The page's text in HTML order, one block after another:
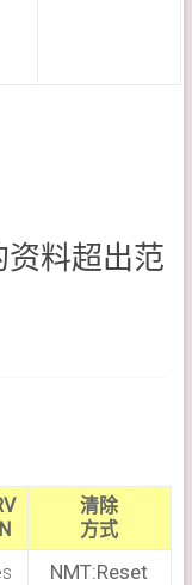
资料超出范
清除
方式
NMT:Reset